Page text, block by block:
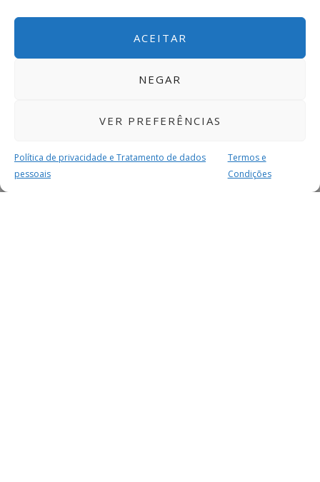
ACEITAR
NEGAR
VER PREFERÊNCIAS
Política de privacidade e Tratamento de dados
pessoais
Termos e
Condições